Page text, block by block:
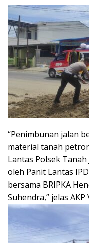
“Penimbunan jalan
material tanah
Lantas Polsek
oleh Panit Lantas
bersama BRIPKA
Suhendra,” jelas